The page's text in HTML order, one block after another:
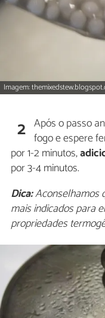
Imagem:
2 Após o passo
fogo e espere
por 1-2 minutos,
por 3-4 minutos.
Dica:Aconselhamos
mais indicados para
propriedades